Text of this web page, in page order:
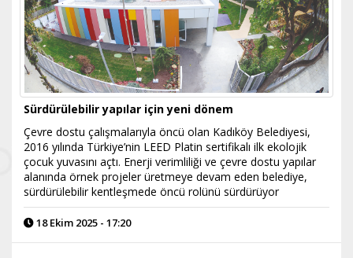
Sürdürülebilir yapılar için yeni dönem
Çevre dostu çalışmalarıyla öncü olan Kadıköy Belediyesi,
2016 yılında Türkiye’nin LEED Platin sertifikalı ilk ekolojik
çocuk yuvasını açtı. Enerji verimliliği ve çevre dostu yapılar
alanında örnek projeler üretmeye devam eden belediye,
sürdürülebilir kentleşmede öncü rolünü sürdürüyor
18 Ekim 2025 - 17:20